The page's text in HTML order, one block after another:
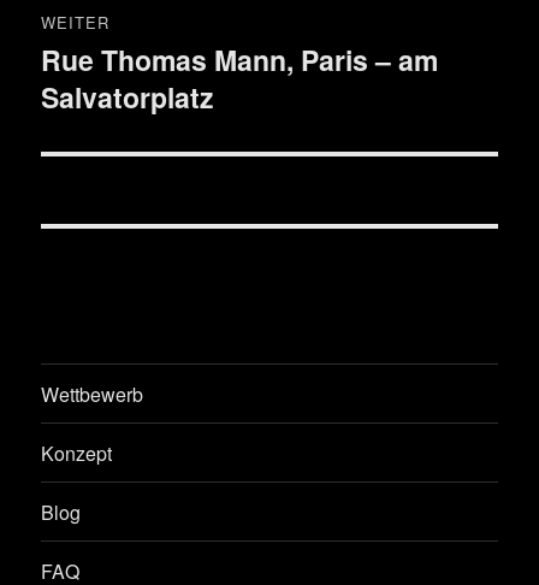
WEITER
Nächster
Beitrag:
Rue Thomas Mann, Paris – am
Salvatorplatz
Wettbewerb
Konzept
Blog
FAQ